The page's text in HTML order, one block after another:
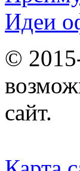
Идеи
©
сайт.